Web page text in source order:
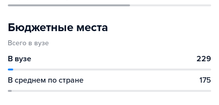
Бюджетные места
Всего в вузе
В вузе 229
В среднем по стране 175